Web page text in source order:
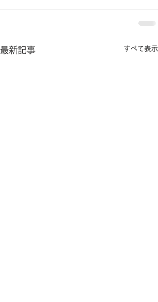
最新記事 すべて表示